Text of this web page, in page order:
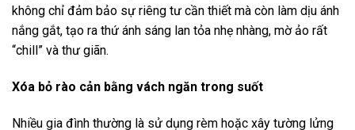
không chỉ đảm bảo sự riêng tư cần thiết mà còn làm dịu ánh
nắng gắt, tạo ra thứ ánh sáng lan tỏa nhẹ nhàng, mờ ảo rất
“chill” và thư giãn.
Xóa bỏ rào cản bằng vách ngăn trong suốt
Nhiều gia đình thường là sử dụng rèm hoặc xây tường lửng